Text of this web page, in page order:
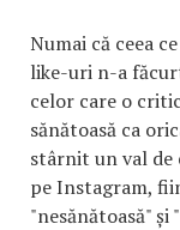
Numai că ceea
like-uri n-a
celor care o
sănătoasă ca
stârnit un val de
pe Instagram,
"nesănătoasă" și